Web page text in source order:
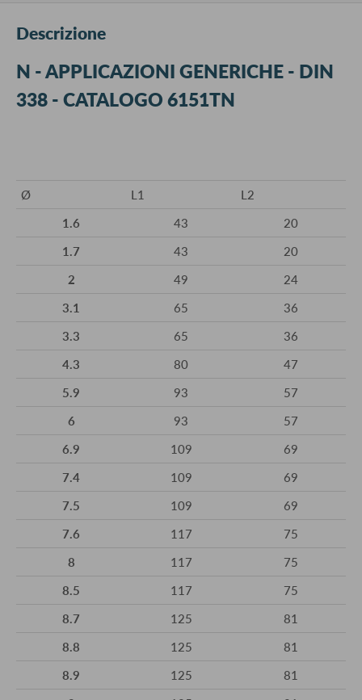
Descrizione
N - APPLICAZIONI GENERICHE - DIN
338 - CATALOGO 6151TN
Ø L1
L2
1.6
43
20
1.7
43
20
2
49
24
3.1
65
36
3.3
65
36
4.3
80
47
5.9
93
57
6
93
57
6.9
109
69
7.4
109
69
7.5
109
69
7.6
117
75
8
117
75
8.5
117
75
8.7
125
81
8.8
125
81
8.9
125
81